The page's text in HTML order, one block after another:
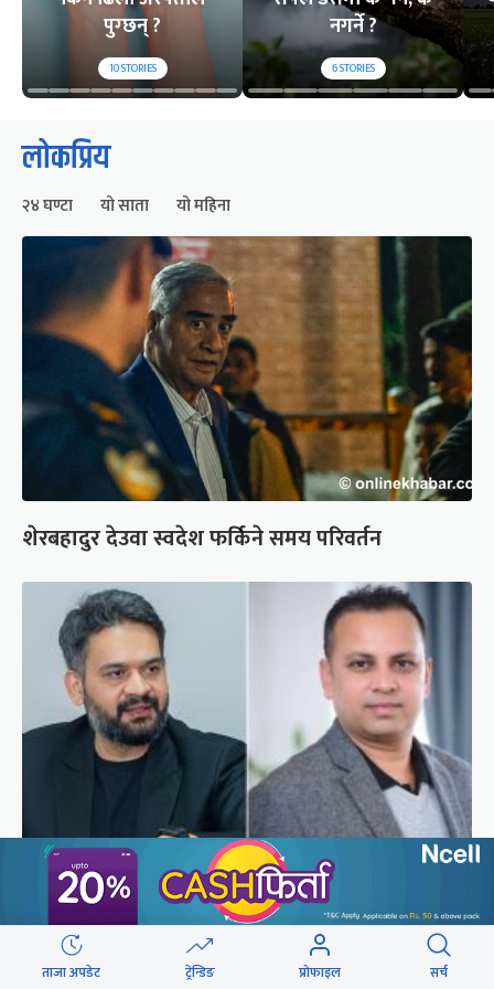
पुग्छन् ?
10STORIES
नगर्ने ?
6STORIES
लोकप्रिय
२४ घण्टा यो साता यो महिना
शेरबहादुर देउवा स्वदेश फर्किने समय परिवर्तन
बालेनलाई मनीष झाको जवाफ : महान जनादेश पाएको
सरकार एक्लो छैन
ताजा अपडेट ट्रेन्डिङ प्रोफाइल सर्च